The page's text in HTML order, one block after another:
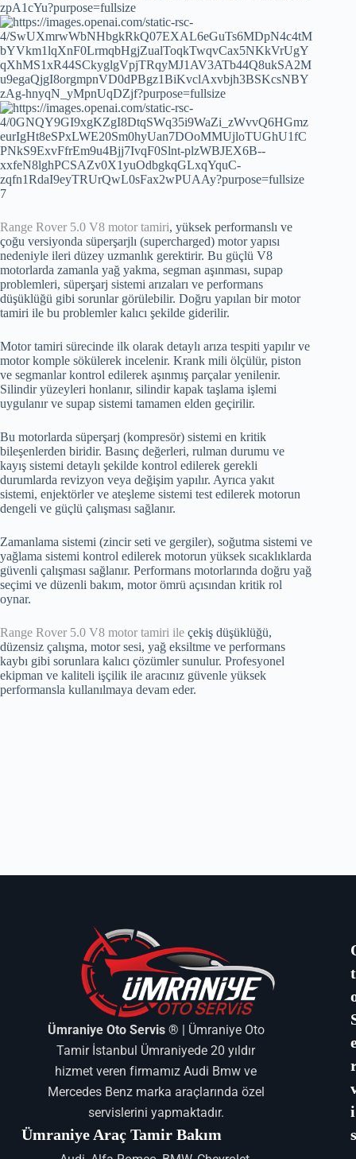
7
Range Rover 5.0 V8 motor tamiri, yüksek performanslı ve
çoğu versiyonda süperşarjlı (supercharged) motor yapısı
nedeniyle ileri düzey uzmanlık gerektirir. Bu güçlü V8
motorlarda zamanla yağ yakma, segman aşınması, supap
problemleri, süperşarj sistemi arızaları ve performans
düşüklüğü gibi sorunlar görülebilir. Doğru yapılan bir motor
tamiri ile bu problemler kalıcı şekilde giderilir.
Motor tamiri sürecinde ilk olarak detaylı arıza tespiti yapılır ve
motor komple sökülerek incelenir. Krank mili ölçülür, piston
ve segmanlar kontrol edilerek aşınmış parçalar yenilenir.
Silindir yüzeyleri honlanır, silindir kapak taşlama işlemi
uygulanır ve supap sistemi tamamen elden geçirilir.
Bu motorlarda süperşarj (kompresör) sistemi en kritik
bileşenlerden biridir. Basınç değerleri, rulman durumu ve
kayış sistemi detaylı şekilde kontrol edilerek gerekli
durumlarda revizyon veya değişim yapılır. Ayrıca yakıt
sistemi, enjektörler ve ateşleme sistemi test edilerek motorun
dengeli ve güçlü çalışması sağlanır.
Zamanlama sistemi (zincir seti ve gergiler), soğutma sistemi ve
yağlama sistemi kontrol edilerek motorun yüksek sıcaklıklarda
güvenli çalışması sağlanır. Performans motorlarında doğru yağ
seçimi ve düzenli bakım, motor ömrü açısından kritik rol
oynar.
Range Rover 5.0 V8 motor tamiri ile çekiş düşüklüğü,
düzensiz çalışma, motor sesi, yağ eksiltme ve performans
kaybı gibi sorunlara kalıcı çözümler sunulur. Profesyonel
ekipman ve kaliteli işçilik ile aracınız güvenle yüksek
performansla kullanılmaya devam eder.
Ümraniye Oto Servis ® | Ümraniye Oto
Tamir İstanbul Ümraniyede 20 yıldır
hizmet veren firmamız Audi Bmw ve
Mercedes Benz marka araçlarında özel
servislerini yapmaktadır.
Ümraniye Araç Tamir Bakım
t
i